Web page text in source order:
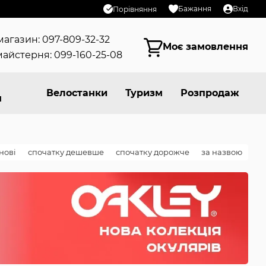
Порівняння Бажання Вхід
097-809-32-32
099-160-25-08
Моє замовлення
Велостанки Туризм Розпродаж
спочатку дешевше спочатку дорожче за назвою